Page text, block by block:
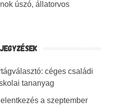
úszó, állatorvos
céges családi
tananyag
a szeptember